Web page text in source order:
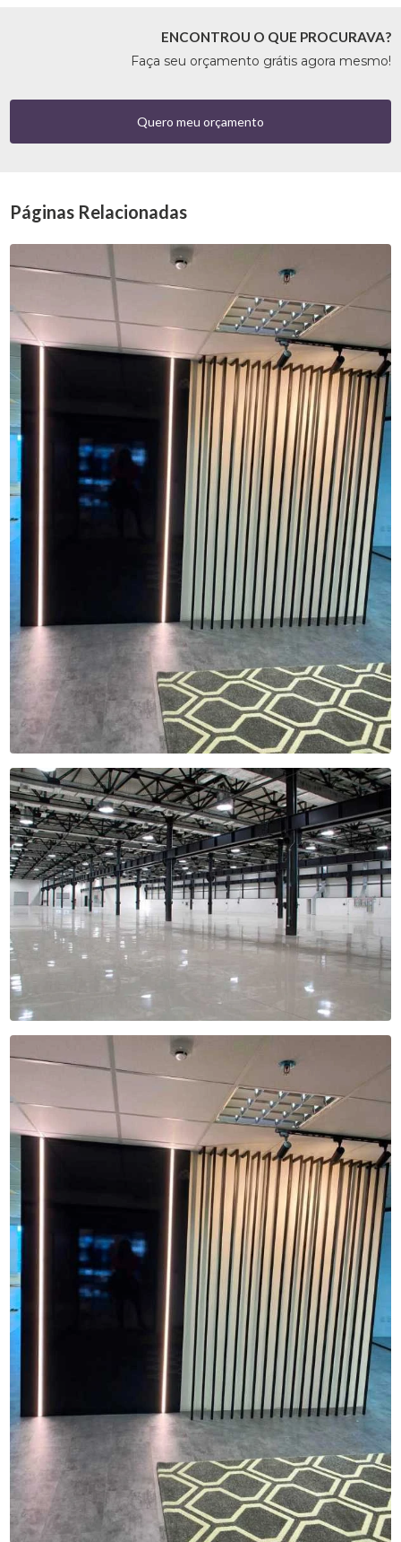
ENCONTROU O QUE PROCURAVA?
Faça seu orçamento grátis agora mesmo!
Quero meu orçamento
Páginas Relacionadas